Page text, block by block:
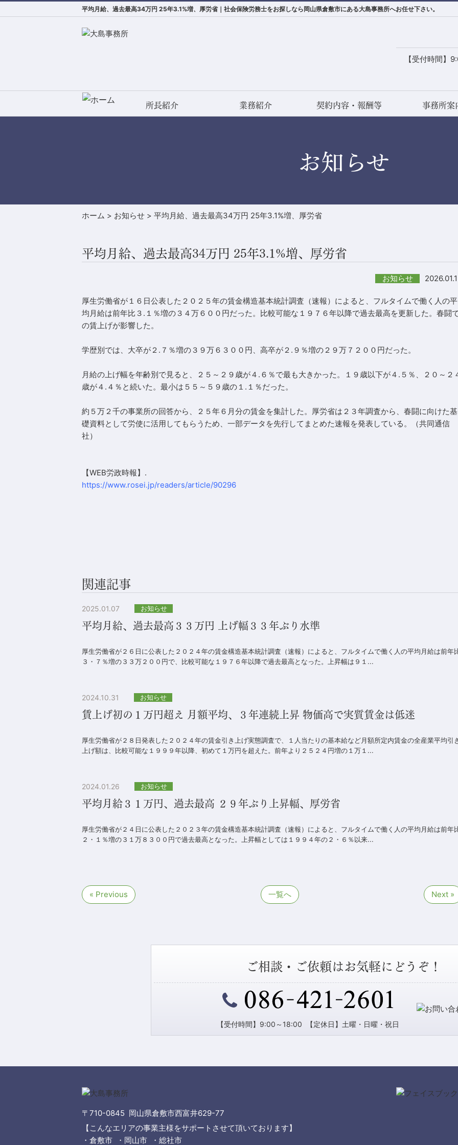
平均月給、過去最高34万円 25年3.1%増、厚労省｜社会保険労務士をお探しなら岡山県倉敷市にある大島事務所へお任せ下さい。
【受付時間】
所長紹介 業務紹介 契約内容・報酬等 事務所案
お知らせ
ホーム > お知らせ > 平均月給、過去最高34万円 25年3.1%増、厚労省
平均月給、過去最高34万円 25年3.1%増、厚労省
お知らせ
厚生労働省が１６日公表した２０２５年の賃金構造基本統計調査（速報）によると、フルタイムで働く人の平
均月給は前年比３.１％増の３４万６００円だった。比較可能な１９７６年以降で過去最高を更新した。春闘
の賃上げが影響した。
学歴別では、大卒が２.７％増の３９万６３００円、高卒が２.９％増の２９万７２００円だった。
月給の上げ幅を年齢別で見ると、２５～２９歳が４.６％で最も大きかった。１９歳以下が４.５％、２０～２
歳が４.４％と続いた。最小は５５～５９歳の１.１％だった。
約５万２千の事業所の回答から、２５年６月分の賃金を集計した。厚労省は２３年調査から、春闘に向けた基
礎資料として労使に活用してもらうため、一部データを先行してまとめた速報を発表している。（共同通信
社）
【WEB労政時報】.
https://www.rosei.jp/readers/article/90296
関連記事
2025.01.07 お知らせ
平均月給、過去最高３３万円 上げ幅３３年ぶり水準
厚生労働省が２６日に公表した２０２４年の賃金構造基本統計調査（速報）によると、フルタイムで働く人の平均月給は前年
３・７％増の３３万２００円で、比較可能な１９７６年以降で過去最高となった。上昇幅は９１...
2024.10.31 お知らせ
賃上げ初の１万円超え 月額平均、３年連続上昇 物価高で実質賃金は低迷
厚生労働省が２８日発表した２０２４年の賃金引き上げ実態調査で、１人当たりの基本給など月額所定内賃金の全産業平均引
上げ額は、比較可能な１９９９年以降、初めて１万円を超えた。前年より２５２４円増の１万１...
2024.01.26 お知らせ
平均月給３１万円、過去最高 ２９年ぶり上昇幅、厚労省
厚生労働省が２４日に公表した２０２３年の賃金構造基本統計調査（速報）によると、フルタイムで働く人の平均月給は前年
２・１％増の３１万８３００円で過去最高となった。上昇幅としては１９９４年の２・６％以来...
« Previous 一覧へ Next »
ご相談・ご依頼はお気軽にどうぞ！
【受付時間】9:00～18:00 【定休日】土曜・日曜・祝日
〒710-0845 岡山県倉敷市西富井629-77
【こんなエリアの事業主様をサポートさせて頂いております】
・倉敷市 ・岡山市 ・総社市